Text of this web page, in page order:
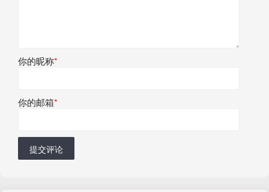
你的昵称*
你的邮箱*
提交评论